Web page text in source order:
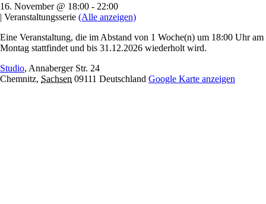
16. November @ 18:00 - 22:00
| Veranstaltungsserie (Alle anzeigen)
Eine Veranstaltung, die im Abstand von 1 Woche(n) um 18:00 Uhr am
Montag stattfindet und bis 31.12.2026 wiederholt wird.
Studio, Annaberger Str. 24
Chemnitz, Sachsen 09111 Deutschland Google Karte anzeigen